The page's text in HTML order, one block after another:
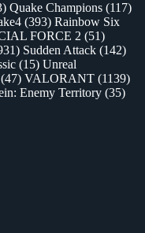
Quake Champions (117)
(393) Rainbow Six
FORCE 2 (51)
Sudden Attack (142)
(15) Unreal
(47) VALORANT (1139)
Enemy Territory (35)